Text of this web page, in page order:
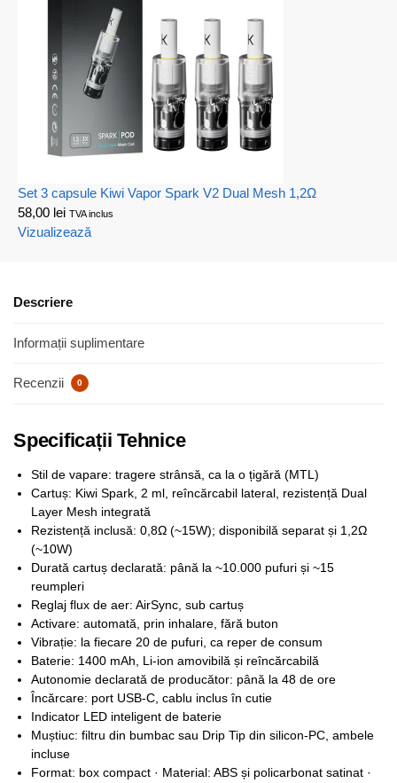
Set 3 capsule Kiwi Vapor Spark V2 Dual Mesh 1,2Ω
58,00 lei TVA inclus
Vizualizează
Descriere
Informații suplimentare
Recenzii 0
Specificații Tehnice
Stil de vapare: tragere strânsă, ca la o țigără (MTL)
Cartuș: Kiwi Spark, 2 ml, reîncărcabil lateral, rezistență Dual
Layer Mesh integrată
Rezistență inclusă: 0,8Ω (~15W); disponibilă separat și 1,2Ω
(~10W)
Durată cartuș declarată: până la ~10.000 pufuri și ~15
reumpleri
Reglaj flux de aer: AirSync, sub cartuș
Activare: automată, prin inhalare, fără buton
Vibrație: la fiecare 20 de pufuri, ca reper de consum
Baterie: 1400 mAh, Li-ion amovibilă și reîncărcabilă
Autonomie declarată de producător: până la 48 de ore
Încărcare: port USB-C, cablu inclus în cutie
Indicator LED inteligent de baterie
Muștiuc: filtru din bumbac sau Drip Tip din silicon-PC, ambele
incluse
Format: box compact · Material: ABS și policarbonat satinat ·